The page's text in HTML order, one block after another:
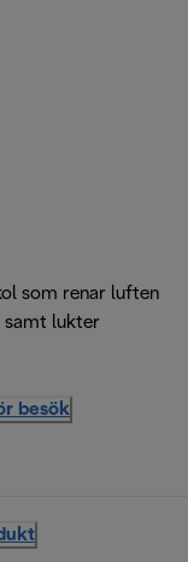
som renar luften
samt lukter
besök